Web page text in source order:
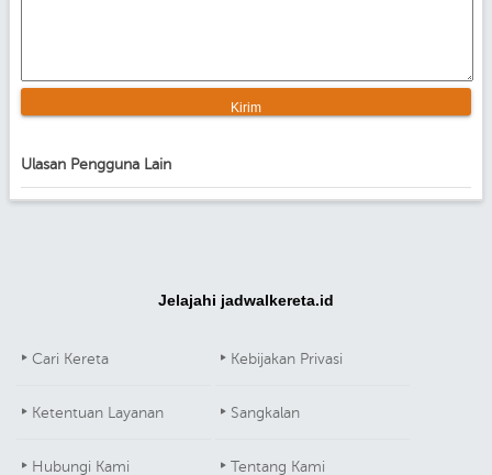
Ulasan Pengguna Lain
Jelajahi jadwalkereta.id
Cari Kereta Kebijakan Privasi
Ketentuan Layanan Sangkalan
Hubungi Kami Tentang Kami